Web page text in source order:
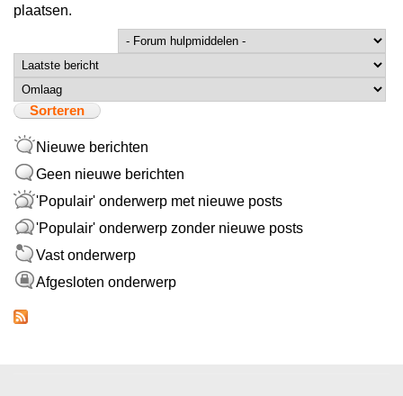
plaatsen.
Sorteer op
Sorteren
Nieuwe berichten
Geen nieuwe berichten
'Populair' onderwerp met nieuwe posts
'Populair' onderwerp zonder nieuwe posts
Vast onderwerp
Afgesloten onderwerp